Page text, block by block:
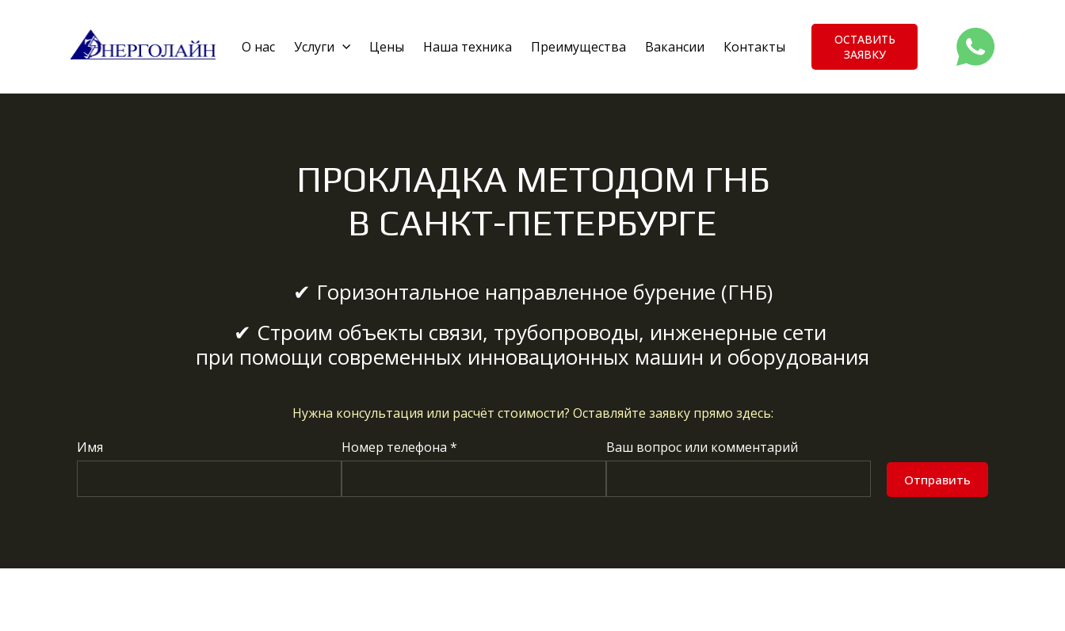
О нас Услуги Цены Наша техника Преимущества Вакансии Контакты
ОСТАВИТЬ
ЗАЯВКУ
ПРОКЛАДКА МЕТОДОМ ГНБ
В САНКТ-ПЕТЕРБУРГЕ
✔ Горизонтальное направленное бурение (ГНБ)
✔ Строим объекты связи, трубопроводы, инженерные сети
при помощи современных инновационных машин и оборудования
Нужна консультация или расчёт стоимости? Оставляйте заявку прямо здесь:
Имя
Номер телефона * Ваш вопрос или комментарий
Отправить